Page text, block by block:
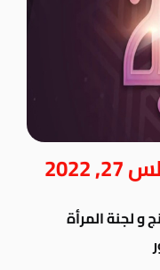
و لجنة المرأة